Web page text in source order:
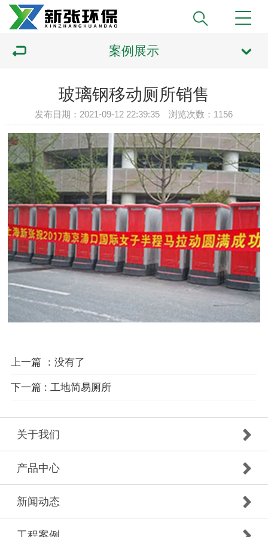
案例展示
玻璃钢移动厕所销售
发布日期：2021-09-12 22:39:35 浏览次数： 1156
上一篇 ：没有了
下一篇 : 工地简易厕所
关于我们
产品中心
新闻动态